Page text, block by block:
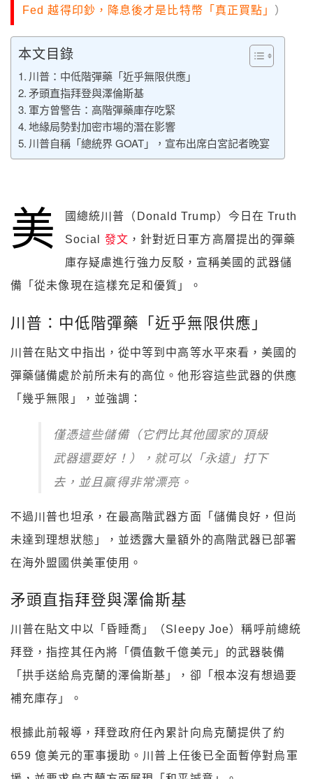
Fed 越得印鈔，降息後才是比特幣「真正買點」 ）
本文目錄
川普：中低階彈藥「近乎無限供應」
矛頭直指拜登與澤倫斯基
軍方曾警告：高階彈藥庫存吃緊
地緣局勢對加密市場的潛在影響
川普自稱「總統界 GOAT」，宣布出席白宮記者晚宴
美
國總統川普（Donald Trump）今日在 Truth
Social 發文 ，針對近日軍方高層提出的彈藥
庫存疑慮進行強力反駁，宣稱美國的武器儲
備「從未像現在這樣充足和優質」。
川普：中低階彈藥「近乎無限供應」
川普在貼文中指出，從中等到中高等水平來看，美國的
彈藥儲備處於前所未有的高位。他形容這些武器的供應
「幾乎無限」，並強調：
僅憑這些儲備（它們比其他國家的頂級
武器還要好！），就可以「永遠」打下
去，並且贏得非常漂亮。
不過川普也坦承，在最高階武器方面「儲備良好，但尚
未達到理想狀態」，並透露大量額外的高階武器已部署
在海外盟國供美軍使用。
矛頭直指拜登與澤倫斯基
川普在貼文中以「昏睡喬」（Sleepy Joe）稱呼前總統
拜登，指控其任內將「價值數千億美元」的武器裝備
「拱手送給烏克蘭的澤倫斯基」，卻「根本沒有想過要
補充庫存」。
根據此前報導，拜登政府任內累計向烏克蘭提供了約
659 億美元的軍事援助。川普上任後已全面暫停對烏軍